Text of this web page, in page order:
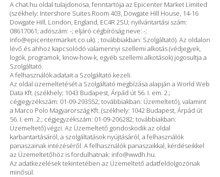
A chat.hu oldal tulajdonosa, fenntartója az Epicenter Market Limited
(székhely: Intershore Suites Room 403, Dowgate Hill House, 14-16
Dowgate Hill, London, England, EC4R 2SU; nyilvántartási szám:
08617061; adószám: -; eljáró cégbíróság neve: -;
info@epicentermarket.co.uk). ; továbbiakban: Szolgáltató). Az oldalon
lévő és ahhoz kapcsolódó valamennyi szellemi alkotás (védjegyek,
logók, programok, know-how-k, egyéb szellemi alkotások) jogosultja a
Szolgáltató.
A felhasználók adatait a Szolgáltató kezeli.
Az oldal üzemeltetését a Szolgáltató megbízása alapján a World Web
Data Kft. (székhely: 1043 Budapest, Árpád út 56. I. em. 2.;
cégjegyzékszám: 01-09-293552; továbbiakban: Üzemeltető), valamint
a Marco Polo Magyarország Kft. (székhely: 1042 Budapest, Árpád út
56. I. em. 2.; cégjegyzékszám: 01-09-206282; továbbiakban:
Üzemeltető) végzi. Az Üzemeltető gondoskodik az oldal
karbantartásáról, a szolgáltatások nyújtásáról, a felhasználók
panaszainak intézéséről. A felhasználók panaszaikkal, kérdéseikkel
az Üzemeltetőhöz is fordulhatnak: info@wwdh.hu.
Az adatkezelések tekintetében az Üzemeltető adatfeldolgozónak
minősül.